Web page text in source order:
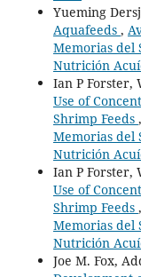
Yueming
Aquafeeds ,
Memorias del
Nutrición
Ian P Forster,
Use of
Shrimp Feeds ,
Memorias del
Nutrición
Ian P Forster,
Use of
Shrimp Feeds ,
Memorias del
Nutrición
Joe M. Fox,